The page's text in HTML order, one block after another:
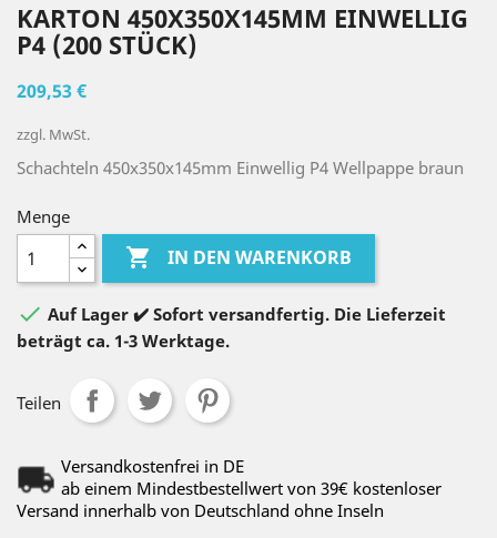
KARTON 450X350X145MM EINWELLIG
P4 (200 STÜCK)
209,53 €
zzgl. MwSt.
Schachteln 450x350x145mm Einwellig P4 Wellpappe braun
Menge
 IN DEN WARENKORB
 Auf Lager ✔️ Sofort versandfertig. Die Lieferzeit
beträgt ca. 1-3 Werktage.
Teilen
Versandkostenfrei in DE
ab einem Mindestbestellwert von 39€ kostenloser
Versand innerhalb von Deutschland ohne Inseln